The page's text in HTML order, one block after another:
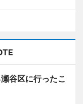
谷区に行ったこ